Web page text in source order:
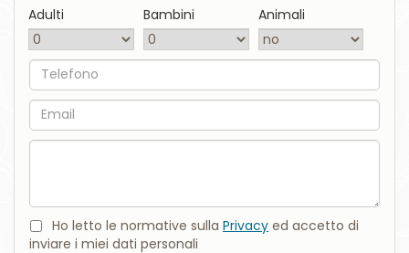
Telefono
Email
Commento